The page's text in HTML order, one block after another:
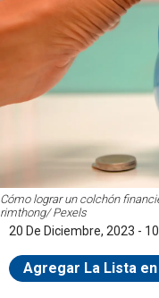
Cómo lograr un colchón
rimthong/ Pexels
20 De Diciembre, 2023 -
Agregar La Lista en